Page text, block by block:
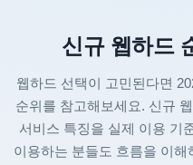
신규 웹하드
웹하드 선택이 고민된다면
순위를 참고해보세요. 신규
서비스 특징을 실제 이용 기
이용하는 분들도 흐름을 이